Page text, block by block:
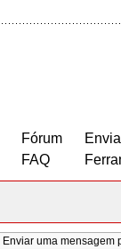
Fórum
FAQ
Enviar uma mensagem